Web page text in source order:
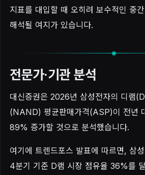
지표를 대입할 때 오히려 보수적인 중
해석될 여지가 있습니다.
전문가·기관 분석
대신증권은 2026년 삼성전자의 디램
(NAND) 평균판매가격(ASP)이 전년
89% 증가할 것으로 분석했습니다.
여기에 트렌드포스 발표에 따르면, 삼
4분기 기준 D램 시장 점유율 36%를